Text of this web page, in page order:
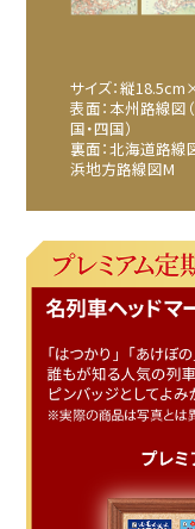
サイズ：縦
表面：本州路線図
国・四国）
裏面：北海道路線
浜地方路線図M